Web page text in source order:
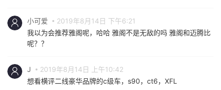
小可爱
2019年8月14日 下午6:21
我以为会推荐雅阁呢，哈哈 雅阁不是无敌的吗 雅阁和迈腾比
呢？？
J
2019年8月14日 上午10:42
想看横评二线豪华品牌的c级车，s90，ct6，XFL